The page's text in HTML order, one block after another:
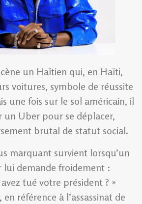
un Haïtien qui, en Haïti,
voitures, symbole de réussite
une fois sur le sol américain, il
un Uber pour se déplacer,
brutal de statut social.
marquant survient lorsqu’un
lui demande froidement :
tué votre président ? »
référence à l’assassinat de